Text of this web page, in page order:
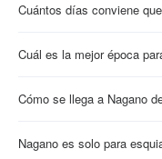
Cuántos días conviene
Cuál es la mejor época
Cómo se llega a Nagano
Nagano es solo para